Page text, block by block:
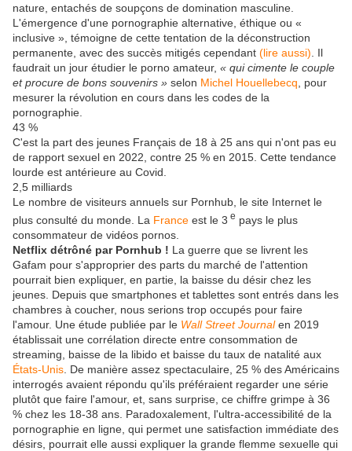
nature, entachés de soupçons de domination masculine.
L'émergence d'une pornographie alternative, éthique ou «
inclusive », témoigne de cette tentation de la déconstruction
permanente, avec des succès mitigés cependant (lire aussi) . Il
faudrait un jour étudier le porno amateur, « qui cimente le couple
et procure de bons souvenirs » selon Michel Houellebecq , pour
mesurer la révolution en cours dans les codes de la
pornographie.
43 %
C'est la part des jeunes Français de 18 à 25 ans qui n'ont pas eu
de rapport sexuel en 2022, contre 25 % en 2015. Cette tendance
lourde est antérieure au Covid.
2,5 milliards
Le nombre de visiteurs annuels sur Pornhub, le site Internet le
plus consulté du monde. La France est le 3 e pays le plus
consommateur de vidéos pornos.
Netflix détrôné par Pornhub ! La guerre que se livrent les
Gafam pour s'approprier des parts du marché de l'attention
pourrait bien expliquer, en partie, la baisse du désir chez les
jeunes. Depuis que smartphones et tablettes sont entrés dans les
chambres à coucher, nous serions trop occupés pour faire
l'amour. Une étude publiée par le Wall Street Journal en 2019
établissait une corrélation directe entre consommation de
streaming, baisse de la libido et baisse du taux de natalité aux
États-Unis . De manière assez spectaculaire, 25 % des Américains
interrogés avaient répondu qu'ils préféraient regarder une série
plutôt que faire l'amour, et, sans surprise, ce chiffre grimpe à 36
% chez les 18-38 ans. Paradoxalement, l'ultra-accessibilité de la
pornographie en ligne, qui permet une satisfaction immédiate des
désirs, pourrait elle aussi expliquer la grande flemme sexuelle qui